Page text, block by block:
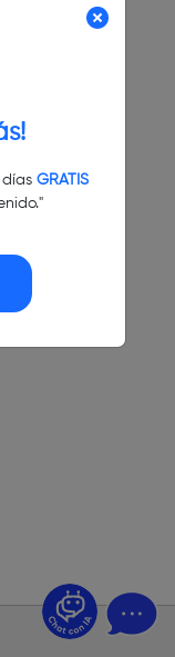
GRATIS